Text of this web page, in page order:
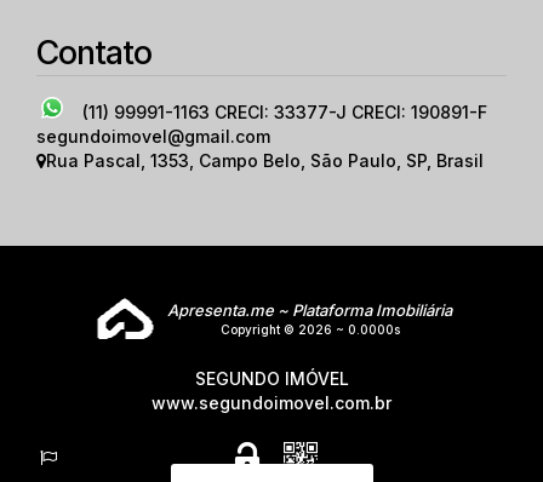
Contato
(11) 99991-1163 CRECI: 33377-J CRECI: 190891-F
segundoimovel@gmail.com
Rua Pascal 1353 Campo Belo São Paulo SP Brasil
Apresenta.me ~ Plataforma Imobiliária
Copyright © 2026 ~ 0.0000s
SEGUNDO IMÓVEL
www.segundoimovel.com.br